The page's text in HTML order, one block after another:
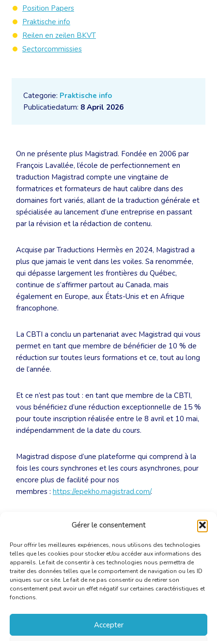
Gérer le consentement
Pour offrir les meilleures expériences, nous utilisons des technologies
telles que les cookies pour stocker et/ou accéder aux informations des
appareils. Le fait de consentir à ces technologies nous permettra de
traiter des données telles que le comportement de navigation ou les ID
uniques sur ce site. Le fait de ne pas consentir ou de retirer son
consentement peut avoir un effet négatif sur certaines caractéristiques et
fonctions.
Accepter
Categorie: Praktische info
Publicatiedatum: 8 April 2026
On ne présente plus Magistrad. Fondée en 2006 par
François Lavallée, l’école de perfectionnement en
traduction Magistrad compte une vingtaine de
formatrices et formateurs de haut calibre dans des
domaines fort variés, allant de la traduction générale et
spécialisée au lancement d’une entreprise en passant
par la révision et la rédaction de contenu.
Acquise par Traductions Hermès en 2024, Magistrad a
plus que jamais le vent dans les voiles. Sa renommée,
qui dépasse largement les frontières du Québec,
continue de s’affirmer partout au Canada, mais
également en Europe, aux États-Unis et en Afrique
francophone.
La CBTI a conclu un partenariat avec Magistrad qui vous
permet en tant que membre de bénéficier de 10 % de
réduction sur toutes leurs formations et ce, tout au long
de l’année.
Et ce n’est pas tout : en tant que membre de la CBTI,
vous bénéficiez d’une réduction exceptionnelle de 15 %
pour toute inscription réalisée entre le 8 avril et 10 mai,
indépendamment de la date du cours.
Magistrad dispose d’une plateforme qui comprend à la
fois les cours synchrones et les cours asynchrones, pour
encore plus de facilité pour nos
membres : https://epekho.magistrad.com/.
secretariat@translators.be.
Position Papers
Praktische info
Reilen en zeilen BKVT
Sectorcommissies